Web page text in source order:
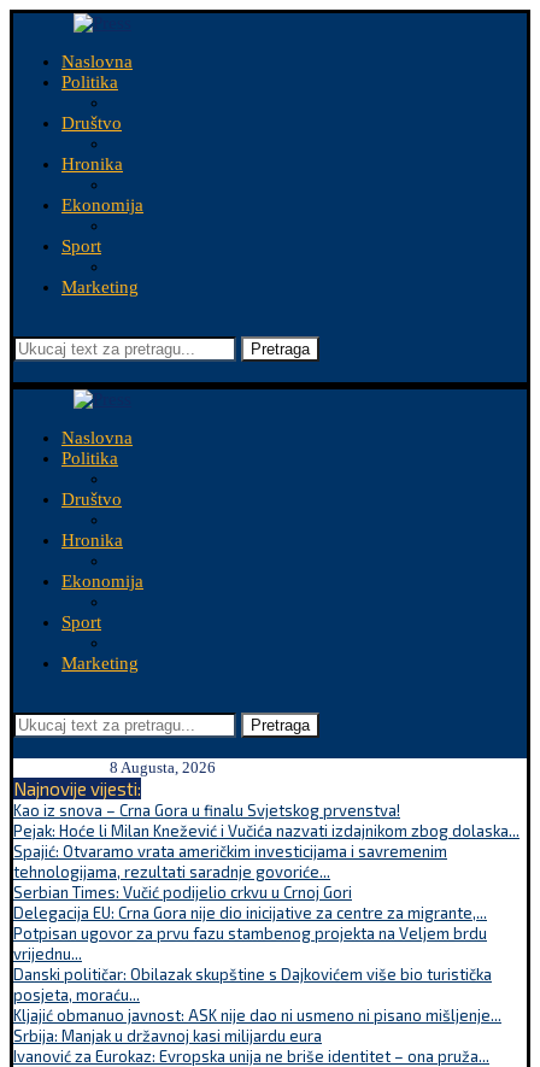
Naslovna
Politika
Društvo
Hronika
Ekonomija
Sport
Marketing
Pretraga
Naslovna
Politika
Društvo
Hronika
Ekonomija
Sport
Marketing
Pretraga
8 Augusta, 2026
Najnovije vijesti:
Kao iz snova – Crna Gora u finalu Svjetskog prvenstva!
Pejak: Hoće li Milan Knežević i Vučića nazvati izdajnikom zbog dolaska...
Spajić: Otvaramo vrata američkim investicijama i savremenim
tehnologijama, rezultati saradnje govoriće...
Serbian Times: Vučić podijelio crkvu u Crnoj Gori
Delegacija EU: Crna Gora nije dio inicijative za centre za migrante,...
Potpisan ugovor za prvu fazu stambenog projekta na Veljem brdu
vrijednu...
Danski političar: Obilazak skupštine s Dajkovićem više bio turistička
posjeta, moraću...
Kljajić obmanuo javnost: ASK nije dao ni usmeno ni pisano mišljenje...
Srbija: Manjak u državnoj kasi milijardu eura
Ivanović za Eurokaz: Evropska unija ne briše identitet – ona pruža...